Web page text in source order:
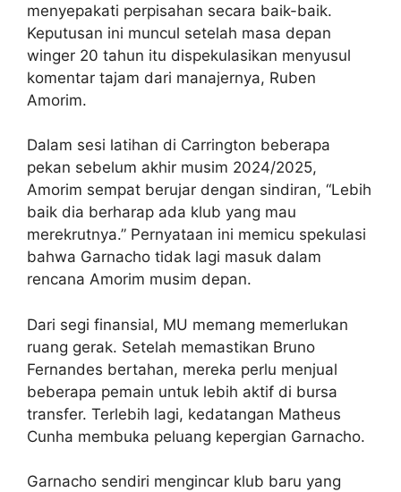
menyepakati perpisahan secara baik-baik.
Keputusan ini muncul setelah masa depan
winger 20 tahun itu dispekulasikan menyusul
komentar tajam dari manajernya, Ruben
Amorim.
Dalam sesi latihan di Carrington beberapa
pekan sebelum akhir musim 2024/2025,
Amorim sempat berujar dengan sindiran, “Lebih
baik dia berharap ada klub yang mau
merekrutnya.” Pernyataan ini memicu spekulasi
bahwa Garnacho tidak lagi masuk dalam
rencana Amorim musim depan.
Dari segi finansial, MU memang memerlukan
ruang gerak. Setelah memastikan Bruno
Fernandes bertahan, mereka perlu menjual
beberapa pemain untuk lebih aktif di bursa
transfer. Terlebih lagi, kedatangan Matheus
Cunha membuka peluang kepergian Garnacho.
Garnacho sendiri mengincar klub baru yang